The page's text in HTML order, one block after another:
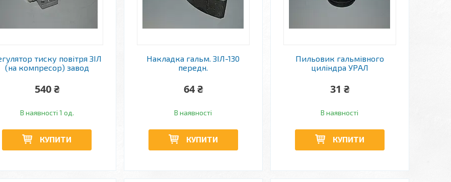
тиску повітря ЗІЛ
(на компресор) завод
540 ₴
В наявності 1 од.
КУПИТИ
Накладка гальм. ЗІЛ-130
передн.
64 ₴
В наявності
КУПИТИ
Пильовик гальмівного
циліндра УРАЛ
31 ₴
В наявності
КУПИТИ